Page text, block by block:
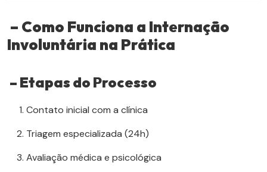
– Como Funciona a Internação
Involuntária na Prática
– Etapas do Processo
Contato inicial com a clínica
Triagem especializada (24h)
Avaliação médica e psicológica